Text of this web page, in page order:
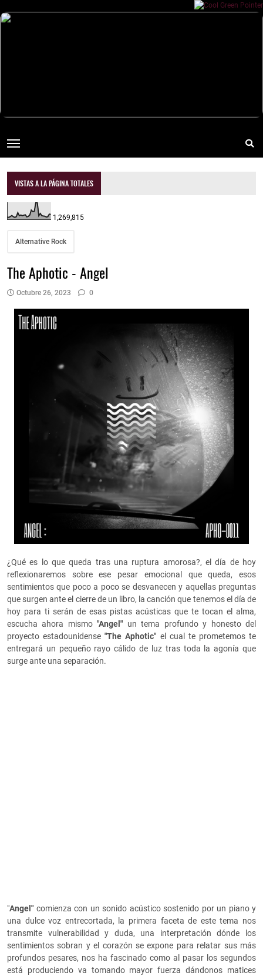
VISTAS A LA PÁGINA TOTALES
1,269,815
Alternative Rock
The Aphotic - Angel
Octubre 26, 2023 0
¿Qué es lo que queda tras una ruptura amorosa?, el día de hoy
reflexionaremos sobre ese pesar emocional que queda, esos
sentimientos que poco a poco se desvanecen y aquellas preguntas
que surgen ante el cierre de un libro, la canción que tenemos el día de
hoy para ti serán de esas pistas acústicas que te tocan el alma,
escucha ahora mismo"Angel" un tema profundo y honesto del
proyecto estadounidense"The Aphotic" el cual te prometemos te
entregará un pequeño rayo cálido de luz tras toda la agonía que
surge ante una separación.
"Angel" comienza con un sonido acústico sostenido por un piano y
una dulce voz entrecortada, la primera faceta de este tema nos
transmite vulnerabilidad y duda, una interpretación dónde los
sentimientos sobran y el corazón se expone para relatar sus más
profundos pesares, nos ha fascinado como al pasar los segundos
está produciendo va tomando mayor fuerza dándonos matices